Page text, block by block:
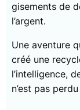
gisements de
l’argent.
Une aventure
créé une
l’intelligence,
n’est pas perdu